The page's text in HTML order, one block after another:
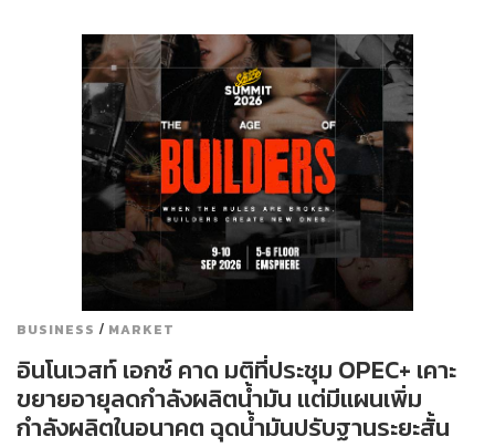
BUSINESS / MARKET
อินโนเวสท์ เอกซ์ คาด มติที่ประชุม OPEC+ เคาะ
ขยายอายุลดกำลังผลิตน้ำมัน แต่มีแผนเพิ่ม
กำลังผลิตในอนาคต ฉุดน้ำมันปรับฐานระยะสั้น